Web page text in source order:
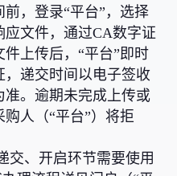
，登录“平台”，选择
文件，通过CA数字证
上传后，“平台”即时
递交时间以电子签收
。逾期未完成上传或
人（“平台”）将拒
交、开启环节需要使用